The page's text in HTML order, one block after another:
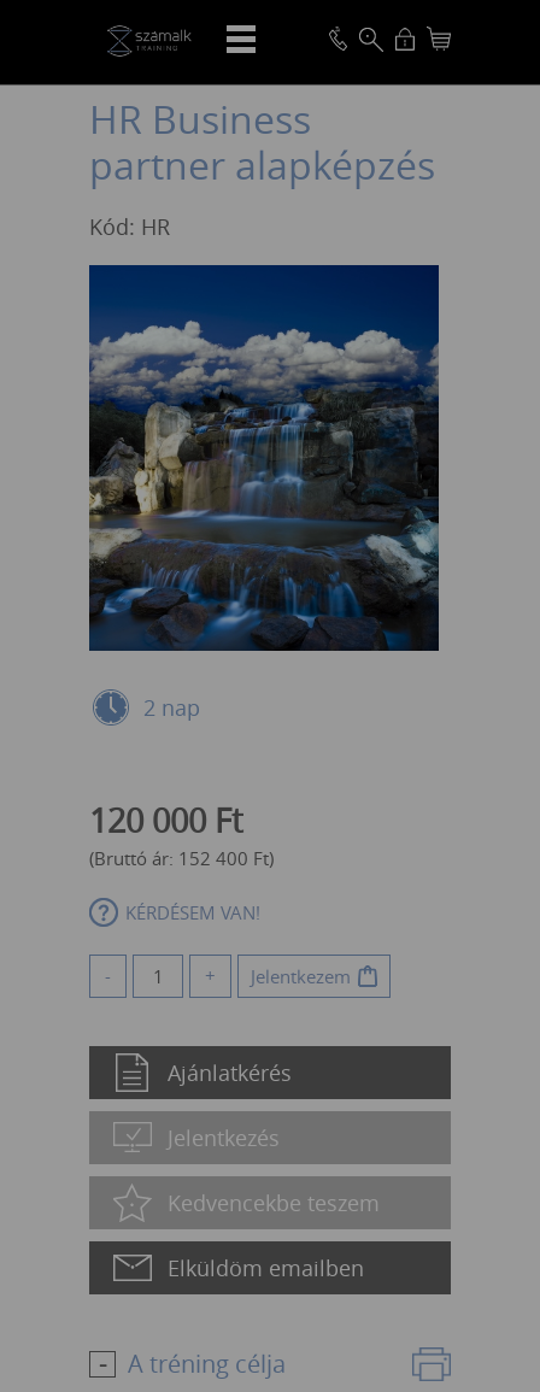
VISSZA
HR Business
partner alapképzés
Kód: HR
2 nap
120 000 Ft
(Bruttó ár: 152 400 Ft)
KÉRDÉSEM VAN!
- + Jelentkezem
Ajánlatkérés
Jelentkezés
Kedvencekbe teszem
Elküldöm emailben
A tréning célja